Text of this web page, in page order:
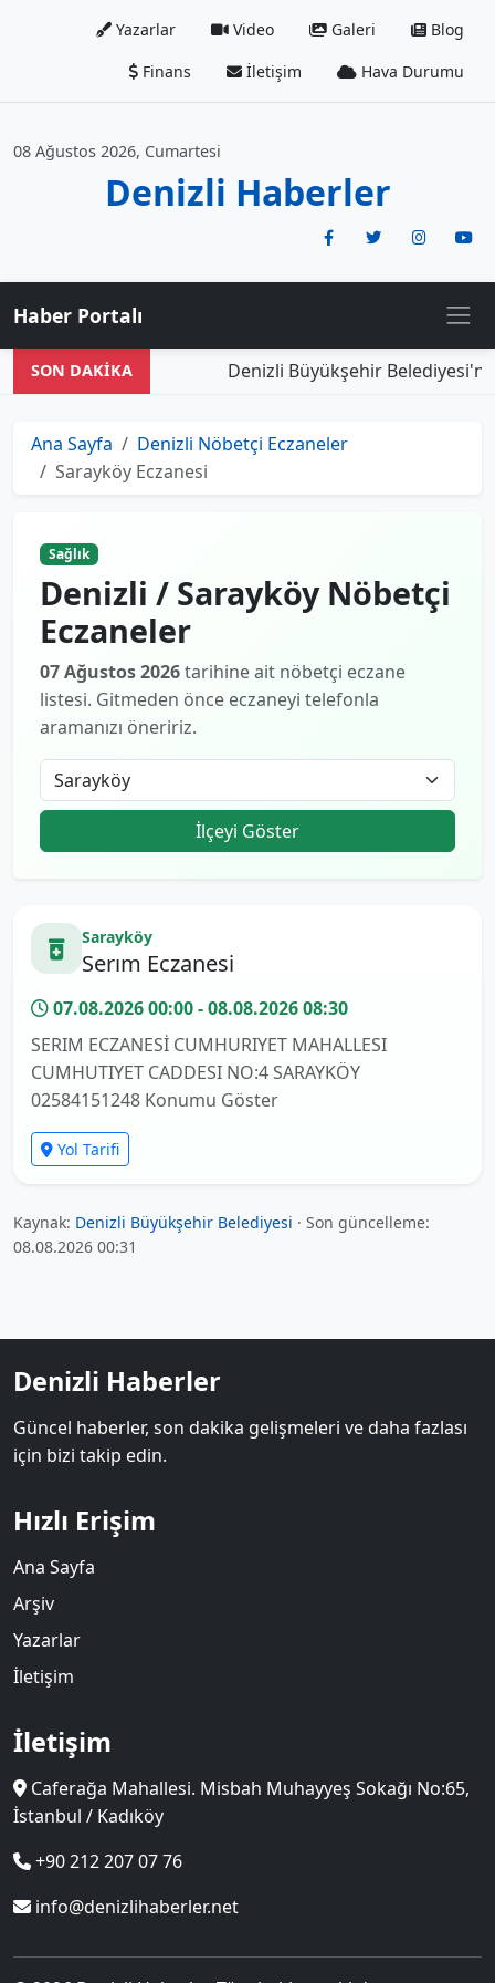
Yazarlar Video Galeri
Blog
Finans
İletişim Hava Durumu
08 Ağustos 2026, Cumartesi
Denizli Haberler
Haber Portalı
SON DAKİKA Denizli Büyükşehir
Ana Sayfa
Denizli Nöbetçi Eczaneler
Sarayköy Eczanesi
Sağlık
Denizli / Sarayköy Nöbetçi
Eczaneler
07 Ağustos 2026tarihine ait nöbetçi eczane
listesi. Gitmeden önce eczaneyi telefonla
aramanızı öneririz.
İlçeyi Göster
Sarayköy
Serım Eczanesi
07.08.2026 00:00 - 08.08.2026 08:30
SERIM ECZANESİ CUMHURIYET MAHALLESI
CUMHUTIYET CADDESI NO:4 SARAYKÖY
02584151248 Konumu Göster
Yol Tarifi
Kaynak: Denizli Büyükşehir Belediyesi · Son güncelleme:
08.08.2026 00:31
Denizli Haberler
Güncel haberler, son dakika gelişmeleri ve daha fazlası
için bizi takip edin.
Hızlı Erişim
Ana Sayfa
Arşiv
Yazarlar
İletişim
İletişim
Caferağa Mahallesi. Misbah Muhayyeş Sokağı No:65,
İstanbul / Kadıköy
+90 212 207 07 76
info@denizlihaberler.net